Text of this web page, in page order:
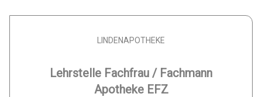
LINDENAPOTHEKE
Lehrstelle Fachfrau / Fachmann
Apotheke EFZ